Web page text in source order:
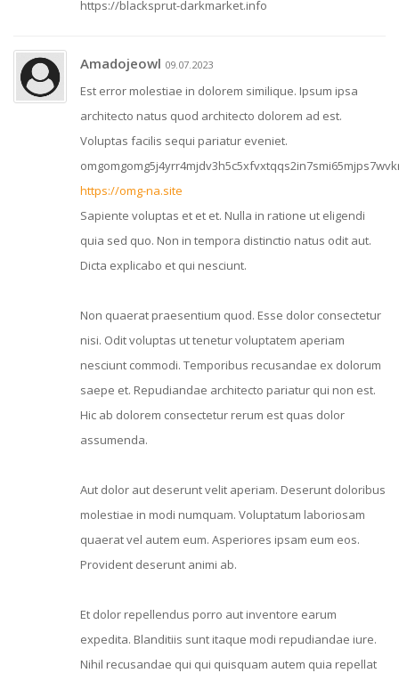
https://blacksprut-darkmarket.info
Amadojeowl 09.07.2023
Est error molestiae in dolorem similique. Ipsum ipsa
architecto natus quod architecto dolorem ad est.
Voluptas facilis sequi pariatur eveniet.
https://omg-na.site
Sapiente voluptas et et et. Nulla in ratione ut eligendi
quia sed quo. Non in tempora distinctio natus odit aut.
Dicta explicabo et qui nesciunt.
Non quaerat praesentium quod. Esse dolor consectetur
nisi. Odit voluptas ut tenetur voluptatem aperiam
nesciunt commodi. Temporibus recusandae ex dolorum
saepe et. Repudiandae architecto pariatur qui non est.
Hic ab dolorem consectetur rerum est quas dolor
assumenda.
Aut dolor aut deserunt velit aperiam. Deserunt doloribus
molestiae in modi numquam. Voluptatum laboriosam
quaerat vel autem eum. Asperiores ipsam eum eos.
Provident deserunt animi ab.
Et dolor repellendus porro aut inventore earum
expedita. Blanditiis sunt itaque modi repudiandae iure.
Nihil recusandae qui qui quisquam autem quia repellat